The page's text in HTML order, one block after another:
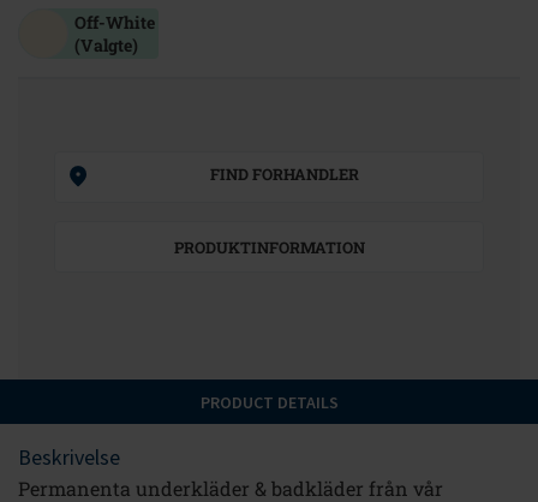
Off-White
(Valgte)
FIND FORHANDLER
PRODUKTINFORMATION
PRODUCT DETAILS
Beskrivelse
Permanenta underkläder & badkläder från vår